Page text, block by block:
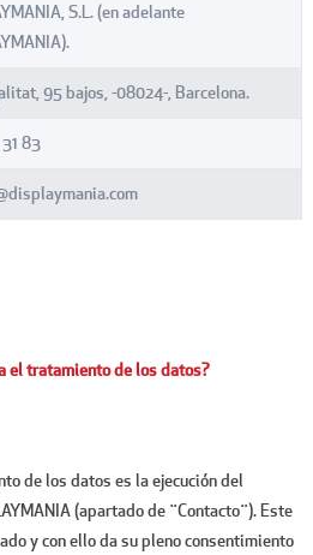
S.L. (en adelante
95 bajos, -08024-, Barcelona.
83
el tratamiento de los datos?
de los datos es la ejecución del
(apartado de ¨Contacto¨). Este
y con ello da su pleno consentimiento